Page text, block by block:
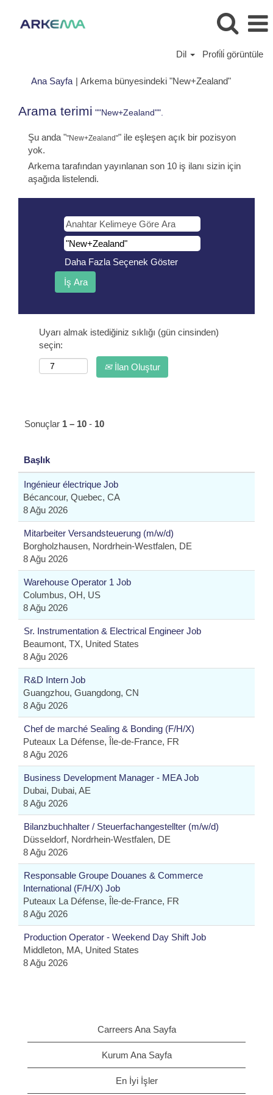
Dil Profi̇li̇ görüntüle
Ana Sayfa | Arkema bünyesindeki "New+Zealand"(mevcut
Arama terimi ""New+Zealand"".
Şu anda ""New+Zealand"" ile eşleşen açık bir pozisyon
yok.
Arkema tarafından yayınlanan son 10 iş ilanı sizin için
aşağıda listelendi.
Daha Fazla Seçenek Göster
Uyarı almak istediğiniz sıklığı (gün cinsinden)
seçin:
İlan Oluştur
Sonuçlar 1 – 10 - 10
Başlık
Ingénieur électrique Job
Bécancour, Quebec, CA
8 Ağu 2026
Mitarbeiter Versandsteuerung (m/w/d)
Borgholzhausen, Nordrhein-Westfalen, DE
8 Ağu 2026
Warehouse Operator 1 Job
Columbus, OH, US
8 Ağu 2026
Sr. Instrumentation & Electrical Engineer Job
Beaumont, TX, United States
8 Ağu 2026
R&D Intern Job
Guangzhou, Guangdong, CN
8 Ağu 2026
Chef de marché Sealing & Bonding (F/H/X)
Puteaux La Défense, Île-de-France, FR
8 Ağu 2026
Business Development Manager - MEA Job
Dubai, Dubai, AE
8 Ağu 2026
Bilanzbuchhalter / Steuerfachangestellter (m/w/d)
Düsseldorf, Nordrhein-Westfalen, DE
8 Ağu 2026
Responsable Groupe Douanes & Commerce
International (F/H/X) Job
Puteaux La Défense, Île-de-France, FR
8 Ağu 2026
Production Operator - Weekend Day Shift Job
Middleton, MA, United States
8 Ağu 2026
Carreers Ana Sayfa
Kurum Ana Sayfa
En İyi İşler